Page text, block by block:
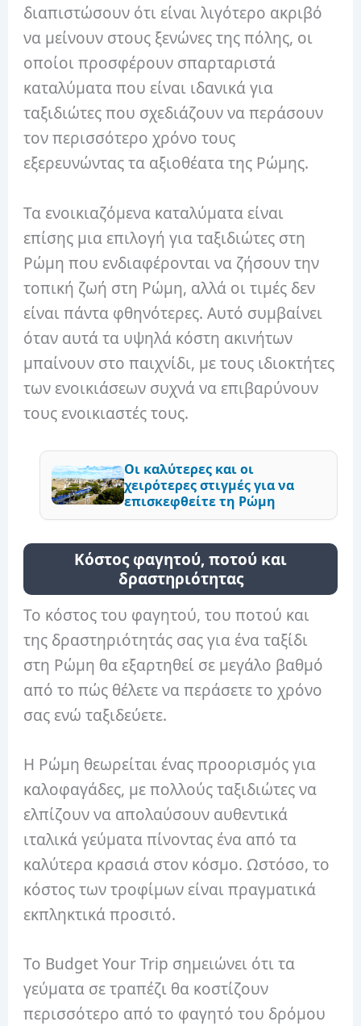
διαπιστώσουν ότι είναι λιγότερο ακριβό
να μείνουν στους ξενώνες της πόλης, οι
οποίοι προσφέρουν σπαρταριστά
καταλύματα που είναι ιδανικά για
ταξιδιώτες που σχεδιάζουν να περάσουν
τον περισσότερο χρόνο τους
εξερευνώντας τα αξιοθέατα της Ρώμης.
Τα ενοικιαζόμενα καταλύματα είναι
επίσης μια επιλογή για ταξιδιώτες στη
Ρώμη που ενδιαφέρονται να ζήσουν την
τοπική ζωή στη Ρώμη, αλλά οι τιμές δεν
είναι πάντα φθηνότερες. Αυτό συμβαίνει
όταν αυτά τα υψηλά κόστη ακινήτων
μπαίνουν στο παιχνίδι, με τους ιδιοκτήτες
των ενοικιάσεων συχνά να επιβαρύνουν
τους ενοικιαστές τους.
Οι καλύτερες και οι
χειρότερες στιγμές για να
επισκεφθείτε τη Ρώμη
Κόστος φαγητού, ποτού και
δραστηριότητας
Το κόστος του φαγητού, του ποτού και
της δραστηριότητάς σας για ένα ταξίδι
στη Ρώμη θα εξαρτηθεί σε μεγάλο βαθμό
από το πώς θέλετε να περάσετε το χρόνο
σας ενώ ταξιδεύετε.
Η Ρώμη θεωρείται ένας προορισμός για
καλοφαγάδες, με πολλούς ταξιδιώτες να
ελπίζουν να απολαύσουν αυθεντικά
ιταλικά γεύματα πίνοντας ένα από τα
καλύτερα κρασιά στον κόσμο. Ωστόσο, το
κόστος των τροφίμων είναι πραγματικά
εκπληκτικά προσιτό.
Το Budget Your Trip σημειώνει ότι τα
γεύματα σε τραπέζι θα κοστίζουν
περισσότερο από το φαγητό του δρόμου